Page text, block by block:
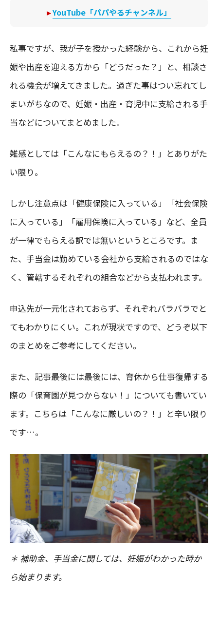
▸YouTube「パパやるチャンネル」
私事ですが、我が子を授かった経験から、これから妊
娠や出産を迎える方から「どうだった？」と、相談さ
れる機会が増えてきました。過ぎた事はつい忘れてし
まいがちなので、妊娠・出産・育児中に支給される手
当などについてまとめました。
雑感としては「こんなにもらえるの？！」とありがた
い限り。
しかし注意点は「健康保険に入っている」「社会保険
に入っている」「雇用保険に入っている」など、全員
が一律でもらえる訳では無いというところです。ま
た、手当金は勤めている会社から支給されるのではな
く、管轄するそれぞれの組合などから支払われます。
申込先が一元化されておらず、それぞれバラバラでと
てもわかりにくい。これが現状ですので、どうぞ以下
のまとめをご参考にしてください。
また、記事最後には最後には、育休から仕事復帰する
際の「保育園が見つからない！」についても書いてい
ます。こちらは「こんなに厳しいの？！」と辛い限り
です…。
＊ 補助金、手当金に関しては、妊娠がわかった時か
ら始まります。